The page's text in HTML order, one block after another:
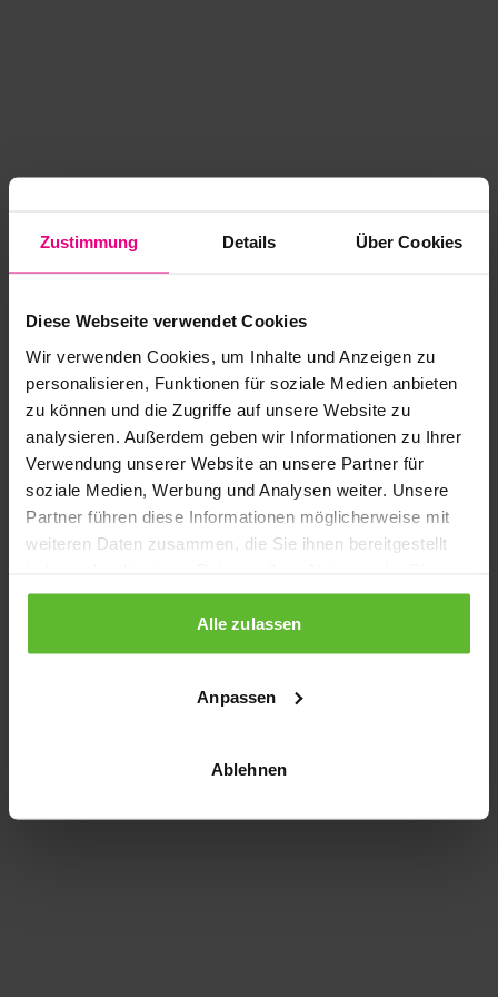
Zustimmung Details Über Cookies
Diese Webseite verwendet Cookies
Wir verwenden Cookies, um Inhalte und Anzeigen zu
personalisieren, Funktionen für soziale Medien anbieten
zu können und die Zugriffe auf unsere Website zu
analysieren. Außerdem geben wir Informationen zu Ihrer
Verwendung unserer Website an unsere Partner für
soziale Medien, Werbung und Analysen weiter. Unsere
Partner führen diese Informationen möglicherweise mit
weiteren Daten zusammen, die Sie ihnen bereitgestellt
gesammelt haben.
Alle zulassen
Anpassen
Ablehnen
Application error: a client-side exception has occurred
loading www.kurzwego.de (see the browser console for more
information).